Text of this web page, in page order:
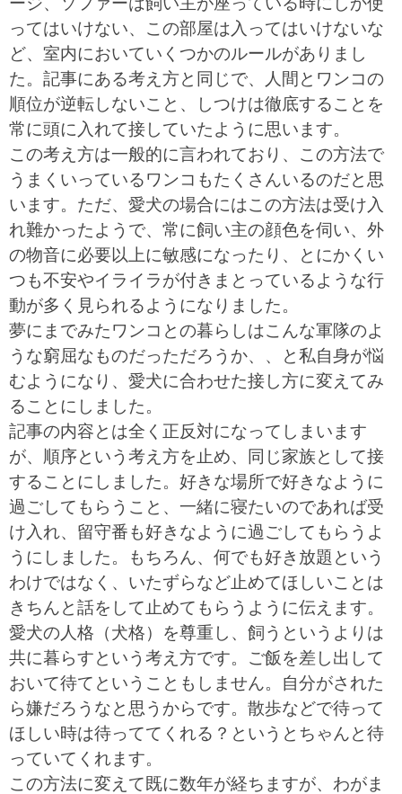
ってはいけない、この部屋は入ってはいけないな
ど、室内においていくつかのルールがありまし
た。記事にある考え方と同じで、人間とワンコの
順位が逆転しないこと、しつけは徹底することを
常に頭に入れて接していたように思います。
この考え方は一般的に言われており、この方法で
うまくいっているワンコもたくさんいるのだと思
います。ただ、愛犬の場合にはこの方法は受け入
れ難かったようで、常に飼い主の顔色を伺い、外
の物音に必要以上に敏感になったり、とにかくい
つも不安やイライラが付きまとっているような行
動が多く見られるようになりました。
夢にまでみたワンコとの暮らしはこんな軍隊のよ
うな窮屈なものだっただろうか、、と私自身が悩
むようになり、愛犬に合わせた接し方に変えてみ
ることにしました。
記事の内容とは全く正反対になってしまいます
が、順序という考え方を止め、同じ家族として接
することにしました。好きな場所で好きなように
過ごしてもらうこと、一緒に寝たいのであれば受
け入れ、留守番も好きなように過ごしてもらうよ
うにしました。もちろん、何でも好き放題という
わけではなく、いたずらなど止めてほしいことは
きちんと話をして止めてもらうように伝えます。
愛犬の人格（犬格）を尊重し、飼うというよりは
共に暮らすという考え方です。ご飯を差し出して
おいて待てということもしません。自分がされた
ら嫌だろうなと思うからです。散歩などで待って
ほしい時は待っててくれる？というとちゃんと待
っていてくれます。
この方法に変えて既に数年が経ちますが、わがま